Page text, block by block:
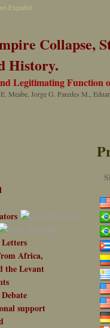
Español
Collapse,
History.
Legitimating Function
Meabe, Jorge G. Paredes M.,
Letters
Africa,
the Levant
support